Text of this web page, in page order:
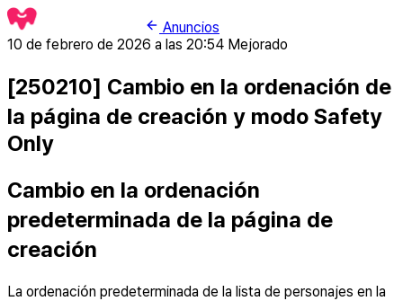
Anuncios
10 de febrero de 2026 a las 20:54 Mejorado
[250210] Cambio en la ordenación de
la página de creación y modo Safety
Only
Cambio en la ordenación
predeterminada de la página de
creación
La ordenación predeterminada de la lista de personajes en la